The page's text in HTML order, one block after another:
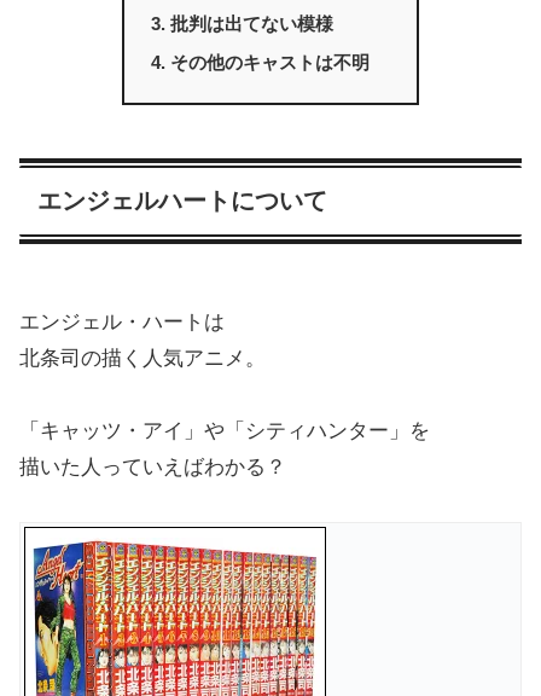
批判は出てない模様
その他のキャストは不明
エンジェルハートについて
エンジェル・ハートは
北条司の描く人気アニメ。
「キャッツ・アイ」や「シティハンター」を
描いた人っていえばわかる？